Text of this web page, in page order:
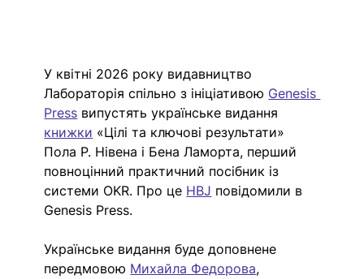
У квітні 2026 року видавництво
Лабораторія спільно з ініціативою Genesis
Press випустять українське видання
книжки «Цілі та ключові результати»
Пола Р. Нівена і Бена Ламорта, перший
повноцінний практичний посібник із
системи OKR. Про це HBJ повідомили в
Genesis Press.
Українське видання буде доповнене
передмовою Михайла Федорова,